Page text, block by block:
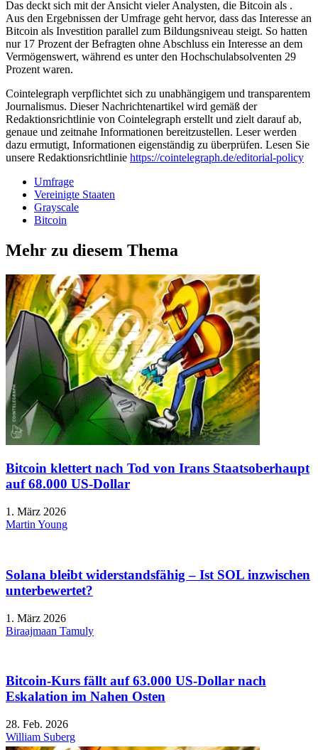
Das deckt sich mit der Ansicht vieler Analysten, die Bitcoin als .
Aus den Ergebnissen der Umfrage geht hervor, dass das Interesse an
Bitcoin als Investition parallel zum Bildungsniveau steigt. So hatten
nur 17 Prozent der Befragten ohne Abschluss ein Interesse an dem
Vermögenswert, während es unter den Hochschulabsolventen 29
Prozent waren.
Cointelegraph verpflichtet sich zu unabhängigem und transparentem
Journalismus. Dieser Nachrichtenartikel wird gemäß der
Redaktionsrichtlinie von Cointelegraph erstellt und zielt darauf ab,
genaue und zeitnahe Informationen bereitzustellen. Leser werden
dazu ermutigt, Informationen eigenständig zu überprüfen. Lesen Sie
unsere Redaktionsrichtlinie https://cointelegraph.de/editorial-policy
Umfrage
Vereinigte Staaten
Grayscale
Bitcoin
Mehr zu diesem Thema
Bitcoin klettert nach Tod von Irans Staatsoberhaupt
auf 68.000 US-Dollar
1. März 2026
Martin Young
Solana bleibt widerstandsfähig – Ist SOL inzwischen
unterbewertet?
1. März 2026
Biraajmaan Tamuly
Bitcoin-Kurs fällt auf 63.000 US-Dollar nach
Eskalation im Nahen Osten
28. Feb. 2026
William Suberg